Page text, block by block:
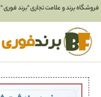
فروشگاه برند و علامت تجاری "برند فوری "